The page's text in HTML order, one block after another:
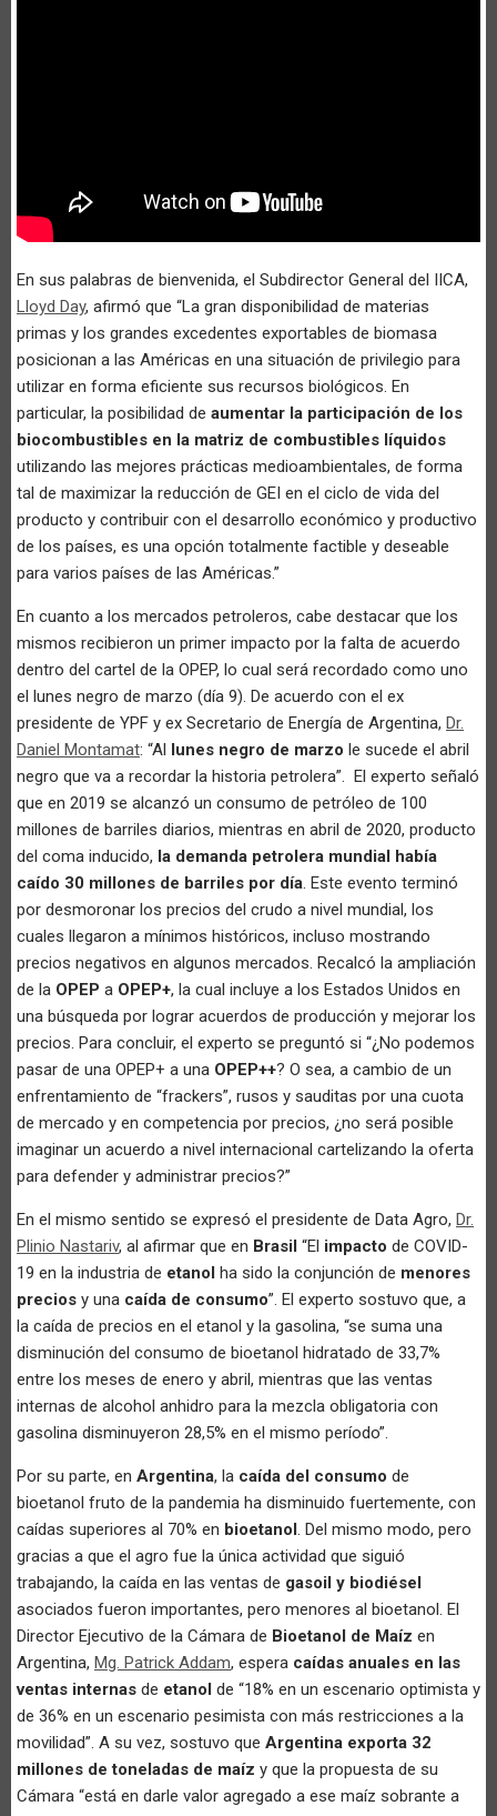
En sus palabras de bienvenida, el Subdirector General del IICA,
Lloyd Day, afirmó que “La gran disponibilidad de materias
primas y los grandes excedentes exportables de biomasa
posicionan a las Américas en una situación de privilegio para
utilizar en forma eficiente sus recursos biológicos. En
particular, la posibilidad de aumentar la participación de los
biocombustibles en la matriz de combustibles líquidos
utilizando las mejores prácticas medioambientales, de forma
tal de maximizar la reducción de GEI en el ciclo de vida del
producto y contribuir con el desarrollo económico y productivo
de los países, es una opción totalmente factible y deseable
para varios países de las Américas.”
En cuanto a los mercados petroleros, cabe destacar que los
mismos recibieron un primer impacto por la falta de acuerdo
dentro del cartel de la OPEP, lo cual será recordado como uno
el lunes negro de marzo (día 9). De acuerdo con el ex
presidente de YPF y ex Secretario de Energía de Argentina, Dr.
Daniel Montamat: “Al lunes negro de marzo le sucede el abril
negro que va a recordar la historia petrolera”. El experto señaló
que en 2019 se alcanzó un consumo de petróleo de 100
millones de barriles diarios, mientras en abril de 2020, producto
del coma inducido, la demanda petrolera mundial había
caído 30 millones de barriles por día. Este evento terminó
por desmoronar los precios del crudo a nivel mundial, los
cuales llegaron a mínimos históricos, incluso mostrando
precios negativos en algunos mercados. Recalcó la ampliación
de la OPEP a OPEP+, la cual incluye a los Estados Unidos en
una búsqueda por lograr acuerdos de producción y mejorar los
precios. Para concluir, el experto se preguntó si “¿No podemos
pasar de una OPEP+ a una OPEP++? O sea, a cambio de un
enfrentamiento de “frackers”, rusos y sauditas por una cuota
de mercado y en competencia por precios, ¿no será posible
imaginar un acuerdo a nivel internacional cartelizando la oferta
para defender y administrar precios?”
En el mismo sentido se expresó el presidente de Data Agro, Dr.
Plinio Nastariv, al afirmar que en Brasil “El impacto de COVID-
19 en la industria de etanol ha sido la conjunción de menores
precios y una caída de consumo”. El experto sostuvo que, a
la caída de precios en el etanol y la gasolina, “se suma una
disminución del consumo de bioetanol hidratado de 33,7%
entre los meses de enero y abril, mientras que las ventas
internas de alcohol anhidro para la mezcla obligatoria con
gasolina disminuyeron 28,5% en el mismo período”.
Por su parte, en Argentina, la caída del consumo de
bioetanol fruto de la pandemia ha disminuido fuertemente, con
caídas superiores al 70% en bioetanol. Del mismo modo, pero
gracias a que el agro fue la única actividad que siguió
trabajando, la caída en las ventas de gasoil y biodiésel
asociados fueron importantes, pero menores al bioetanol. El
Director Ejecutivo de la Cámara de Bioetanol de Maíz en
Argentina, Mg. Patrick Addam, espera caídas anuales en las
ventas internas de etanol de “18% en un escenario optimista y
de 36% en un escenario pesimista con más restricciones a la
movilidad”. A su vez, sostuvo que Argentina exporta 32
millones de toneladas de maíz y que la propuesta de su
Cámara “está en darle valor agregado a ese maíz sobrante a